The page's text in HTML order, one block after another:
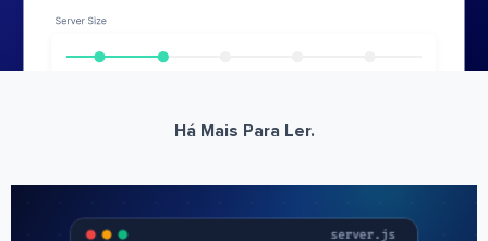
Há Mais Para Ler.